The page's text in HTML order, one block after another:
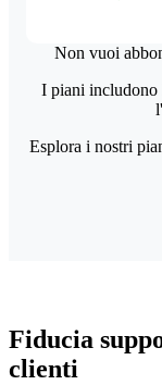
Non vuoi
I piani includono
Esplora i nostri
Fiducia
clienti